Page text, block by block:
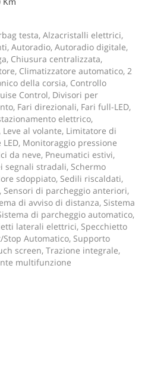
testa, Alzacristalli elettrici,
Autoradio, Autoradio digitale,
Chiusura centralizzata,
Climatizzatore automatico, 2
della corsia, Controllo
Control, Divisori per
Fari direzionali, Fari full-LED,
elettrico,
al volante, Limitatore di
Monitoraggio pressione
da neve, Pneumatici estivi,
segnali stradali, Schermo
sdoppiato, Sedili riscaldati,
Sensori di parcheggio anteriori,
di avviso di distanza, Sistema
di parcheggio automatico,
laterali elettrici, Specchietto
Automatico, Supporto
screen, Trazione integrale,
multifunzione